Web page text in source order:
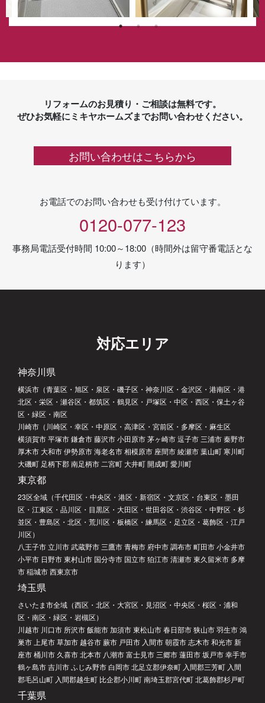
リフォームのお見積り・ご相談は無料です。
ぜひお気軽にミキヤホームズまでお問い合わせください。
お問い合わせはこちらから
お電話でのお問い合わせも受け付けています。
0120-077-123
事務局電話受付時間 10:00～18:00（時間外は留守番電話とな
ります）
対応エリア
神奈川県
横浜市（青葉区・旭区・泉区・磯子区・神奈川区・金沢区・港南区・港
北区・栄区・瀬谷区・都筑区・鶴見区・戸塚区・中区・西区・保土ヶ谷
区・緑区・南区
川崎市（川崎区・幸区・中原区・高津区・宮前区・多摩区・麻生区
横須賀市 平塚市 鎌倉市 藤沢市 小田原市 茅ヶ崎市 逗子市 三浦市 秦野市
厚木市 大和市 伊勢原市 海老名市 相模原市 座間市 綾瀬市 葉山町 寒川町
大磯町 足柄下郡 南足柄市 二宮町 大井町 開成町 愛川町
東京都
23区全域（千代田区・中央区・港区・新宿区・文京区・台東区・墨田
区・江東区・品川区・目黒区・大田区・世田谷区・渋谷区・中野区・杉
並区・豊島区・北区・荒川区・板橋区・練馬区・足立区・葛飾区・江戸
川区）
八王子市 立川市 武蔵野市 三鷹市 青梅市 府中市 調布市 町田市 小金井市
小平市 日野市 東村山市 国分寺市 国立市 狛江市 清瀬市 東久留米市 多摩
市 稲城市 西東京市
埼玉県
さいたま市全域（西区・北区・大宮区・見沼区・中央区・桜区・浦和
区・南区・緑区・岩槻区）
川越市 川口市 所沢市 飯能市 加須市 東松山市 春日部市 狭山市 羽生市 鴻
巣市 上尾市 草加市 越谷市 蕨市 戸田市 入間市 朝霞市 志木市 和光市 新
座市 桶川市 久喜市 北本市 八潮市 富士見市 三郷市 蓮田市 坂戸市 幸手市
鶴ヶ島市 吉川市 ふじみ野市 白岡市 北足立郡伊奈町 入間郡三芳町 入間
郡毛呂山町 入間郡越生町 比企郡小川町 南埼玉郡宮代町 北葛飾郡杉戸町
千葉県